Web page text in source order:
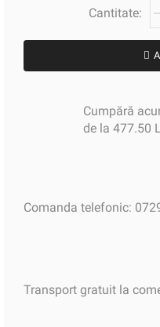
Cumpără
de la 477.50
Comanda telefonic:
Transport gratuit la